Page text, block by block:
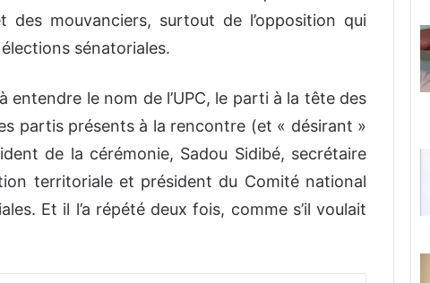
mouvanciers, surtout de l’opposition qui
sénatoriales.
entendre le nom de l’UPC, le parti à la tête des
partis présents à la rencontre (et « désirant »
de la cérémonie, Sadou Sidibé, secrétaire
territoriale et président du Comité national
Et il l’a répété deux fois, comme s’il voulait